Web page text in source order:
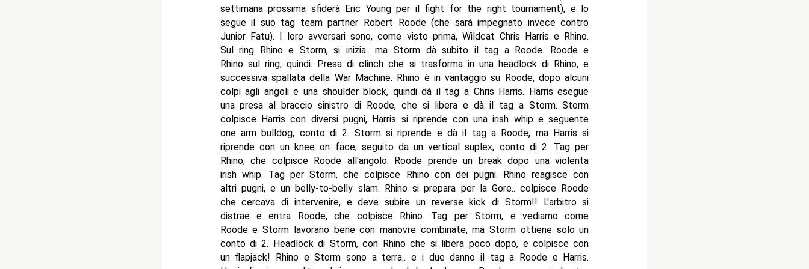
settimana prossima sfiderà Eric Young per il fight for the right tournament), e lo
segue il suo tag team partner Robert Roode (che sarà impegnato invece contro
Junior Fatu). I loro avversari sono, come visto prima, Wildcat Chris Harris e Rhino.
Sul ring Rhino e Storm, si inizia.. ma Storm dà subito il tag a Roode. Roode e
Rhino sul ring, quindi. Presa di clinch che si trasforma in una headlock di Rhino, e
successiva spallata della War Machine. Rhino è in vantaggio su Roode, dopo alcuni
colpi agli angoli e una shoulder block, quindi dà il tag a Chris Harris. Harris esegue
una presa al braccio sinistro di Roode, che si libera e dà il tag a Storm. Storm
colpisce Harris con diversi pugni, Harris si riprende con una irish whip e seguente
one arm bulldog, conto di 2. Storm si riprende e dà il tag a Roode, ma Harris si
riprende con un knee on face, seguito da un vertical suplex, conto di 2. Tag per
Rhino, che colpisce Roode all'angolo. Roode prende un break dopo una violenta
irish whip. Tag per Storm, che colpisce Rhino con dei pugni. Rhino reagisce con
altri pugni, e un belly-to-belly slam. Rhino si prepara per la Gore.. colpisce Roode
che cercava di intervenire, e deve subire un reverse kick di Storm!! L'arbitro si
distrae e entra Roode, che colpisce Rhino. Tag per Storm, e vediamo come
Roode e Storm lavorano bene con manovre combinate, ma Storm ottiene solo un
conto di 2. Headlock di Storm, con Rhino che si libera poco dopo, e colpisce con
un flapjack! Rhino e Storm sono a terra.. e i due danno il tag a Roode e Harris.